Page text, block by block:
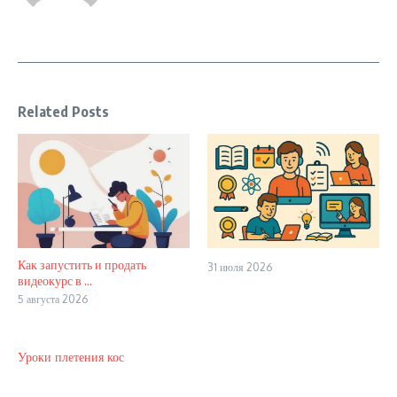
Related Posts
Как запустить и продать
видеокурс в ...
5 августа 2026
31 июля 2026
Уроки плетения кос